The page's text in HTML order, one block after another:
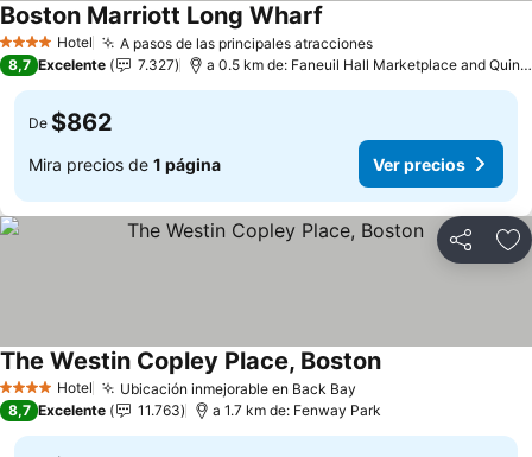
4 EstrellasHotel A pasos de las principales atraccionesVer precios
Boston Marriott Long Wharf
8,7 Excelente 7.327 a 0.5 km de: Faneuil Hall Marketplace and
De $862
Mira precios de 1 página Ver precios
Compartir
4 EstrellasHotel Ubicación inmejorable en Back Bay
The Westin Copley Place, BostonVer precios
8,7 Excelente 11.763 a 1.7 km de: Fenway Park